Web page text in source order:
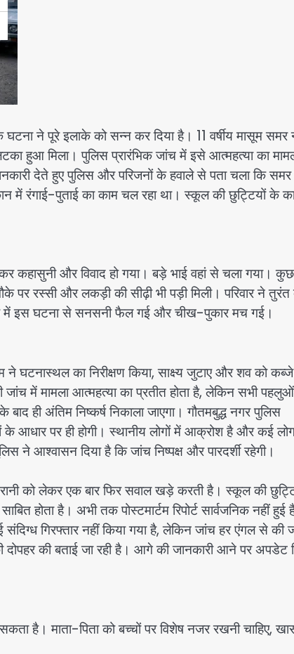
घटना ने पूरे इलाके को सन्न कर दिया है। 11 वर्षीय मासूम समर
हुआ मिला। पुलिस प्रारंभिक जांच में इसे आत्महत्या का
देते हुए पुलिस और परिजनों के हवाले से पता चला कि
में रंगाई-पुताई का काम चल रहा था। स्कूल की छुट्टियों के
कहासुनी और विवाद हो गया। बड़े भाई वहां से चला गया।
रस्सी और लकड़ी की सीढ़ी भी पड़ी मिली। परिवार ने तुरंत
में इस घटना से सनसनी फैल गई और चीख-पुकार मच गई।
घटनास्थल का निरीक्षण किया, साक्ष्य जुटाए और शव को
जांच में मामला आत्महत्या का प्रतीत होता है, लेकिन सभी
ही अंतिम निष्कर्ष निकाला जाएगा। गौतमबुद्ध नगर पुलिस
के आधार पर ही होगी। स्थानीय लोगों में आक्रोश है और कई
ने आश्वासन दिया है कि जांच निष्पक्ष और पारदर्शी रहेगी।
को लेकर एक बार फिर सवाल खड़े करती है। स्कूल की
होता है। अभी तक पोस्टमार्टम रिपोर्ट सार्वजनिक नहीं हुई
गिरफ्तार नहीं किया गया है, लेकिन जांच हर एंगल से की
की बताई जा रही है। आगे की जानकारी आने पर अपडेट
है। माता-पिता को बच्चों पर विशेष नजर रखनी चाहिए,